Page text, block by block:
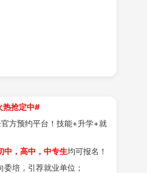
热抢定中#
方预约平台！技能+升学+就
中，高中，中专生均可报名！
委培，引荐就业单位；